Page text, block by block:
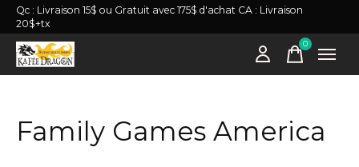
Qc : Livraison 15$ ou Gratuit avec 175$ d'achat CA : Livraison
20$+tx
0items
Family Games America